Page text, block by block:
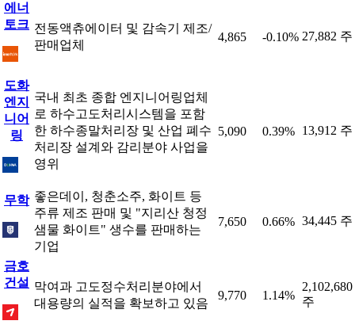
에너
토크 전동액츄에이터 및 감속기 제조/
판매업체
4,865 -0.10% 27,882 주
도화
엔지
니어
링
국내 최초 종합 엔지니어링업체
로 하수고도처리시스템을 포함
한 하수종말처리장 및 산업 폐수
처리장 설계와 감리분야 사업을
영위
5,090 0.39% 13,912 주
무학 좋은데이, 청춘소주, 화이트 등
주류 제조 판매 및 "지리산 청정
샘물 화이트" 생수를 판매하는
기업
7,650 0.66% 34,445 주
금호
건설 막여과 고도정수처리분야에서
대용량의 실적을 확보하고 있음
9,770 1.14%
2,102,680
주